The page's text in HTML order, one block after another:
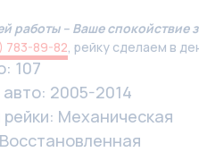
работы – Ваше спокойствие
783-89-82, рейку сделаем в
107
2005-2014
рейки: Механическая